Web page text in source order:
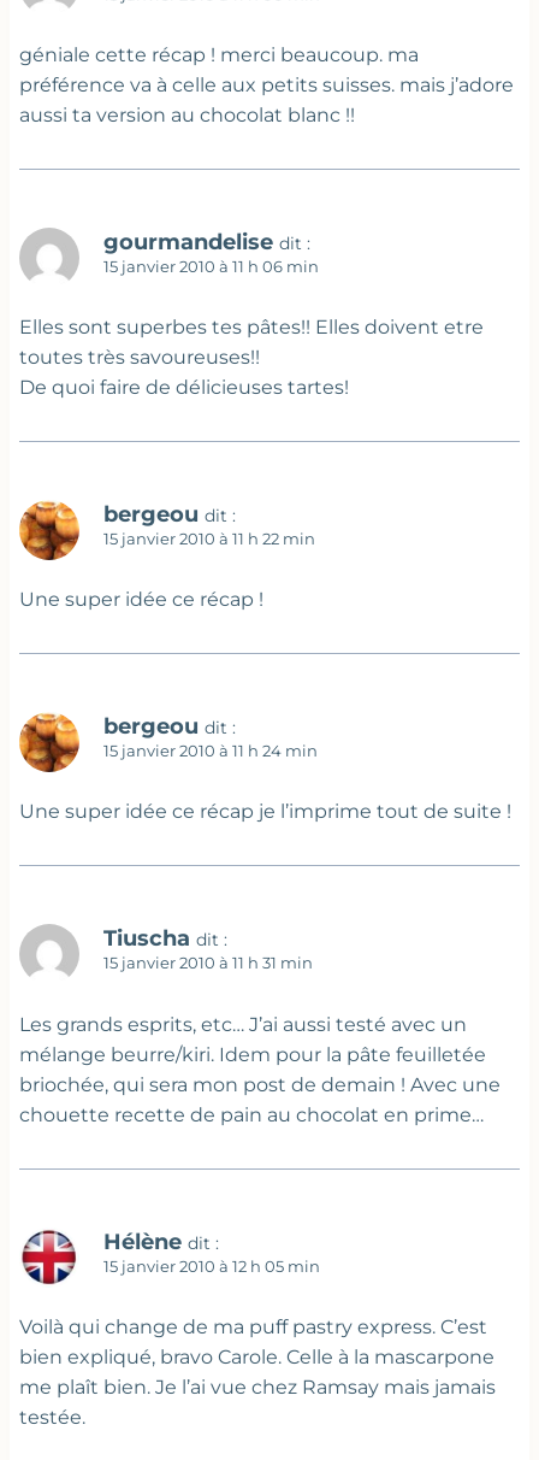
géniale cette récap ! merci beaucoup. ma
préférence va à celle aux petits suisses. mais j’adore
aussi ta version au chocolat blanc !!
gourmandelise dit :
15 janvier 2010 à 11 h 06 min
Elles sont superbes tes pâtes!! Elles doivent etre
toutes très savoureuses!!
De quoi faire de délicieuses tartes!
bergeou dit :
15 janvier 2010 à 11 h 22 min
Une super idée ce récap !
bergeou dit :
15 janvier 2010 à 11 h 24 min
Une super idée ce récap je l’imprime tout de suite !
Tiuscha dit :
15 janvier 2010 à 11 h 31 min
Les grands esprits, etc… J’ai aussi testé avec un
mélange beurre/kiri. Idem pour la pâte feuilletée
briochée, qui sera mon post de demain ! Avec une
chouette recette de pain au chocolat en prime…
Hélène dit :
15 janvier 2010 à 12 h 05 min
Voilà qui change de ma puff pastry express. C’est
bien expliqué, bravo Carole. Celle à la mascarpone
me plaît bien. Je l’ai vue chez Ramsay mais jamais
testée.